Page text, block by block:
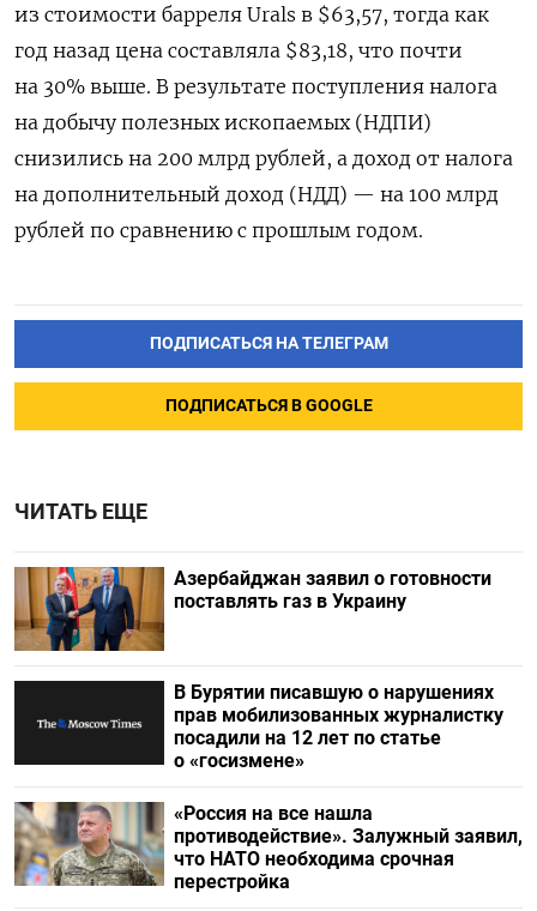
из стоимости барреля Urals в $63,57, тогда как
год назад цена составляла $83,18, что почти
на 30% выше. В результате поступления налога
на добычу полезных ископаемых (НДПИ)
снизились на 200 млрд рублей, а доход от налога
на дополнительный доход (НДД) — на 100 млрд
рублей по сравнению с прошлым годом.
ПОДПИСАТЬСЯ НА ТЕЛЕГРАМ
ПОДПИСАТЬСЯ В GOOGLE
ЧИТАТЬ ЕЩЕ
Азербайджан заявил о готовности
поставлять газ в Украину
В Бурятии писавшую о нарушениях
прав мобилизованных журналистку
посадили на 12 лет по статье
о «госизмене»
«Россия на все нашла
противодействие». Залужный заявил,
что НАТО необходима срочная
перестройка